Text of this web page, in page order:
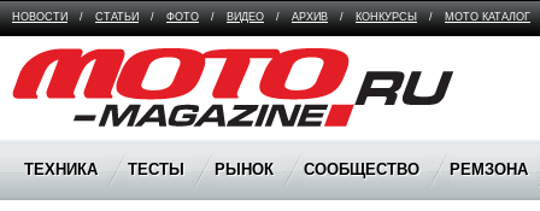
НОВОСТИ / СТАТЬИ / ФОТО / ВИДЕО / АРХИВ / КОНКУРСЫ / МОТО КАТАЛОГ
Moto Magazine
ТЕХНИКА ТЕСТЫ РЫНОК СООБЩЕСТВО РЕМЗОНА